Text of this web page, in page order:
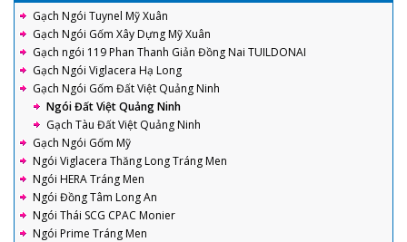
Gạch Ngói Tuynel Mỹ Xuân
Gạch Ngói Gốm Xây Dựng Mỹ Xuân
Gạch ngói 119 Phan Thanh Giản Đồng Nai TUILDONAI
Gạch Ngói Viglacera Hạ Long
Gạch Ngói Gốm Đất Việt Quảng Ninh
Ngói Đất Việt Quảng Ninh
Gạch Tàu Đất Việt Quảng Ninh
Gạch Ngói Gốm Mỹ
Ngói Viglacera Thăng Long Tráng Men
Ngói HERA Tráng Men
Ngói Đồng Tâm Long An
Ngói Thái SCG CPAC Monier
Ngói Prime Tráng Men